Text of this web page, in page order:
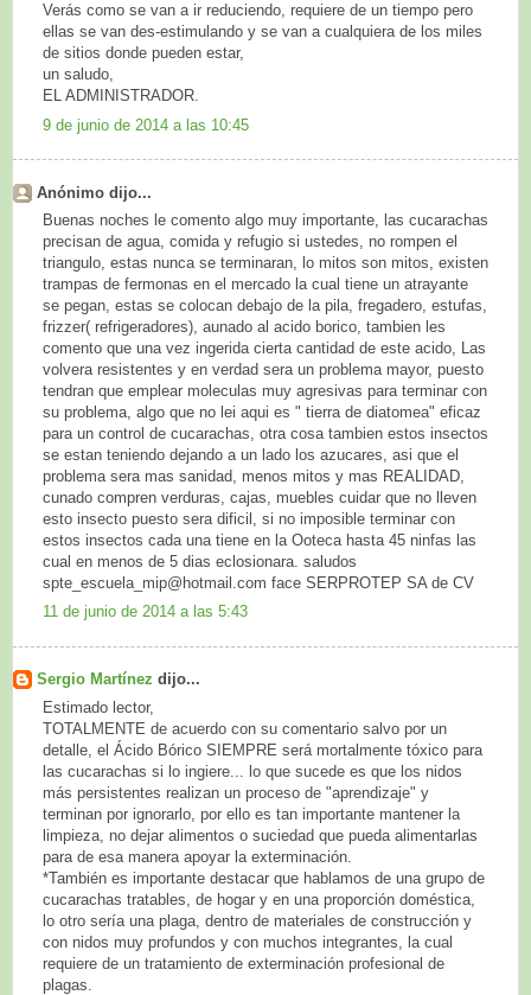
Verás como se van a ir reduciendo, requiere de un tiempo pero
ellas se van des-estimulando y se van a cualquiera de los miles
de sitios donde pueden estar,
un saludo,
EL ADMINISTRADOR.
9 de junio de 2014 a las 10:45
Anónimo dijo...
Buenas noches le comento algo muy importante, las cucarachas
precisan de agua, comida y refugio si ustedes, no rompen el
triangulo, estas nunca se terminaran, lo mitos son mitos, existen
trampas de fermonas en el mercado la cual tiene un atrayante
se pegan, estas se colocan debajo de la pila, fregadero, estufas,
frizzer( refrigeradores), aunado al acido borico, tambien les
comento que una vez ingerida cierta cantidad de este acido, Las
volvera resistentes y en verdad sera un problema mayor, puesto
tendran que emplear moleculas muy agresivas para terminar con
su problema, algo que no lei aqui es " tierra de diatomea" eficaz
para un control de cucarachas, otra cosa tambien estos insectos
se estan teniendo dejando a un lado los azucares, asi que el
problema sera mas sanidad, menos mitos y mas REALIDAD,
cunado compren verduras, cajas, muebles cuidar que no lleven
esto insecto puesto sera dificil, si no imposible terminar con
estos insectos cada una tiene en la Ooteca hasta 45 ninfas las
cual en menos de 5 dias eclosionara. saludos
spte_escuela_mip@hotmail.com face SERPROTEP SA de CV
11 de junio de 2014 a las 5:43
Sergio Martínez dijo...
Estimado lector,
TOTALMENTE de acuerdo con su comentario salvo por un
detalle, el Ácido Bórico SIEMPRE será mortalmente tóxico para
las cucarachas si lo ingiere... lo que sucede es que los nidos
más persistentes realizan un proceso de "aprendizaje" y
terminan por ignorarlo, por ello es tan importante mantener la
limpieza, no dejar alimentos o suciedad que pueda alimentarlas
para de esa manera apoyar la exterminación.
*También es importante destacar que hablamos de una grupo de
cucarachas tratables, de hogar y en una proporción doméstica,
lo otro sería una plaga, dentro de materiales de construcción y
con nidos muy profundos y con muchos integrantes, la cual
requiere de un tratamiento de exterminación profesional de
plagas.